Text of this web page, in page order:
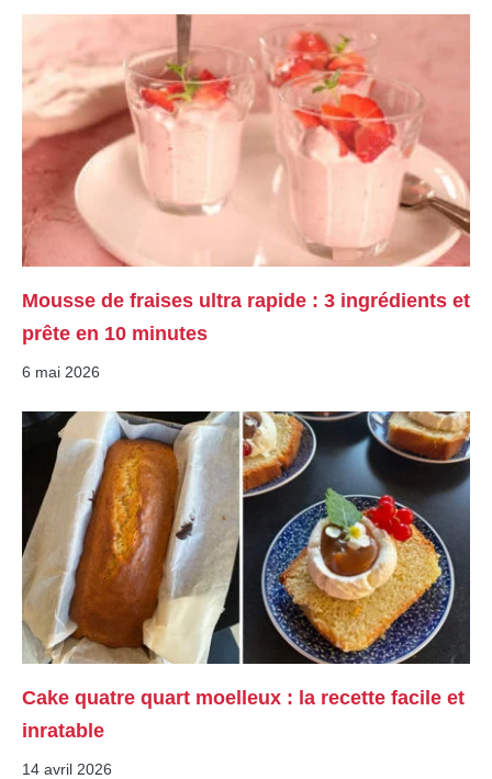
Mousse de fraises ultra rapide : 3 ingrédients et
prête en 10 minutes
6 mai 2026
Cake quatre quart moelleux : la recette facile et
inratable
14 avril 2026